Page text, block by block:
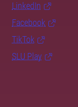
LinkedIn
Facebook
TikTok
SLU Play